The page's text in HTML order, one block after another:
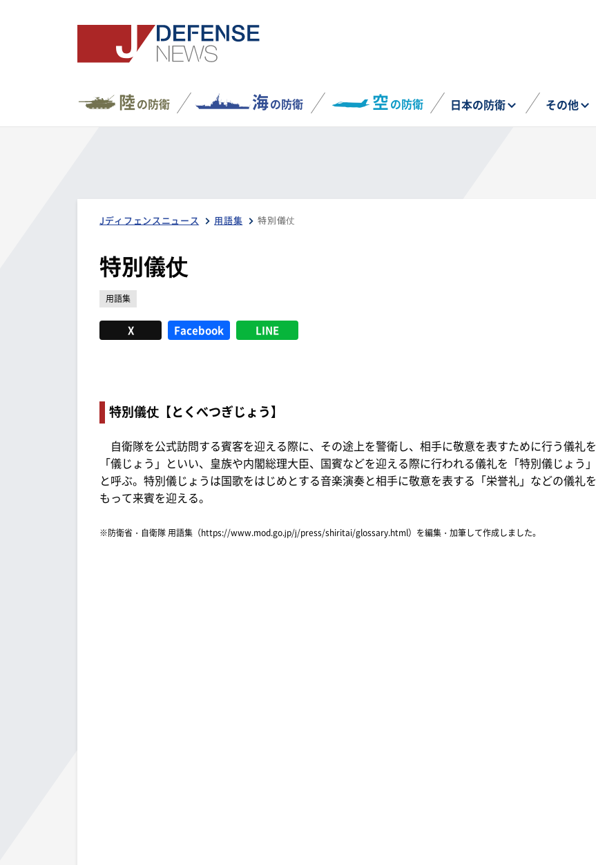
陸の防衛 海の防衛 空の防衛 日本の防衛 その他
Jディフェンスニュース 用語集 特別儀仗
特別儀仗
用語集
X Facebook LINE
特別儀仗【とくべつぎじょう】
自衛隊を公式訪問する賓客を迎える際に、その途上を警衛し、相手に敬意を表すために行う儀礼を
「儀じょう」といい、皇族や内閣総理大臣、国賓などを迎える際に行われる儀礼を「特別儀じょう」
と呼ぶ。特別儀じょうは国歌をはじめとする音楽演奏と相手に敬意を表する「栄誉礼」などの儀礼を
もって来賓を迎える。
※防衛省・自衛隊 用語集（https://www.mod.go.jp/j/press/shiritai/glossary.html）を編集・加筆して作成しました。